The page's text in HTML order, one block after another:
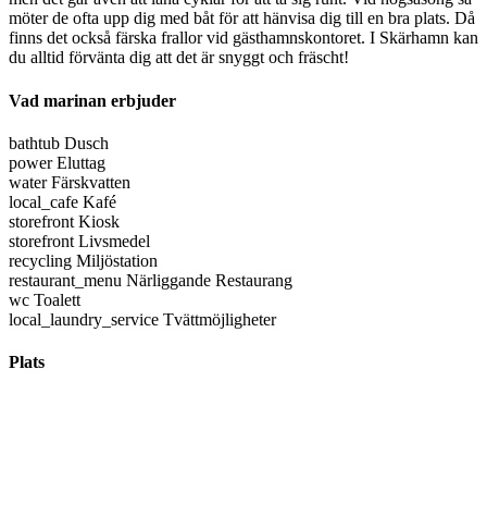
möter de ofta upp dig med båt för att hänvisa dig till en bra plats. Då
finns det också färska frallor vid gästhamnskontoret. I Skärhamn kan
du alltid förvänta dig att det är snyggt och fräscht!
Vad marinan erbjuder
bathtub Dusch
power Eluttag
water Färskvatten
local_cafe Kafé
storefront Kiosk
storefront Livsmedel
recycling Miljöstation
restaurant_menu Närliggande Restaurang
wc Toalett
local_laundry_service Tvättmöjligheter
Plats